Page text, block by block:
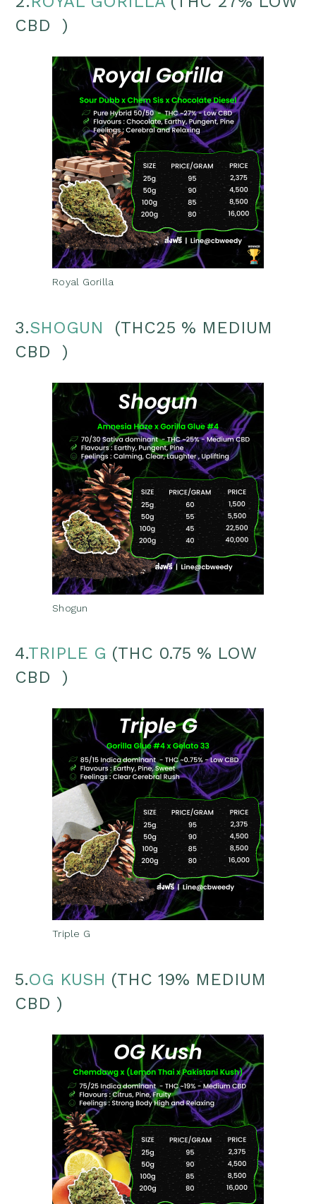
CBD )
Royal Gorilla
3.SHOGUN
(THC25 % MEDIUM
CBD )
Shogun
4.TRIPLE G (THC 0.75 % LOW
CBD )
Triple G
5.OG KUSH (THC 19% MEDIUM
CBD )